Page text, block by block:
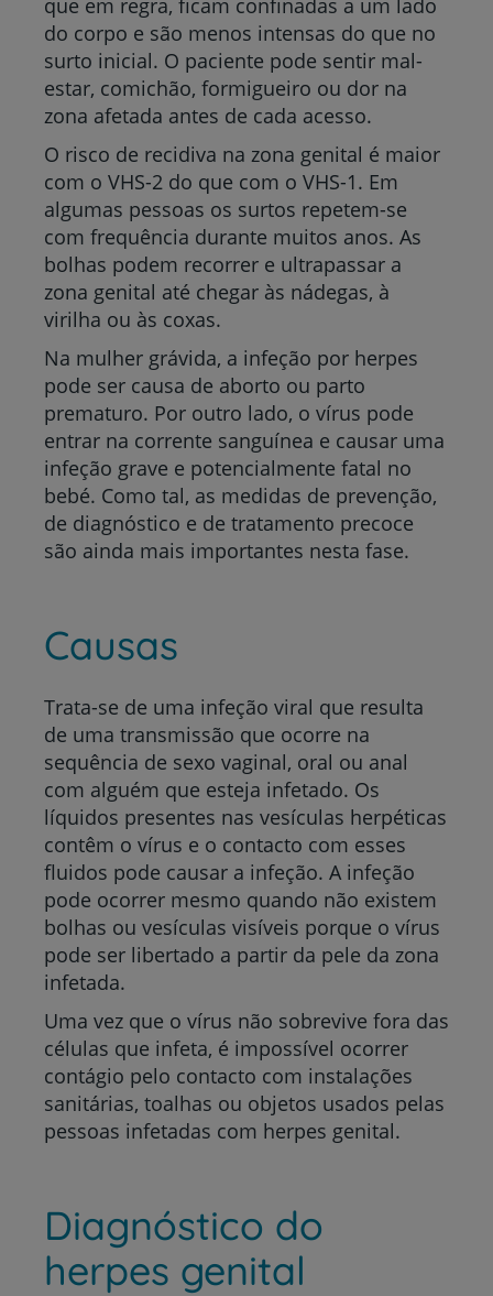
que em regra, ficam confinadas a um lado
do corpo e são menos intensas do que no
surto inicial. O paciente pode sentir mal-
estar, comichão, formigueiro ou dor na
zona afetada antes de cada acesso.
O risco de recidiva na zona genital é maior
com o VHS-2 do que com o VHS-1. Em
algumas pessoas os surtos repetem-se
com frequência durante muitos anos. As
bolhas podem recorrer e ultrapassar a
zona genital até chegar às nádegas, à
virilha ou às coxas.
Na mulher grávida, a infeção por herpes
pode ser causa de aborto ou parto
prematuro. Por outro lado, o vírus pode
entrar na corrente sanguínea e causar uma
infeção grave e potencialmente fatal no
bebé. Como tal, as medidas de prevenção,
de diagnóstico e de tratamento precoce
são ainda mais importantes nesta fase.
Causas
Trata-se de uma infeção viral que resulta
de uma transmissão que ocorre na
sequência de sexo vaginal, oral ou anal
com alguém que esteja infetado. Os
líquidos presentes nas vesículas herpéticas
contêm o vírus e o contacto com esses
fluidos pode causar a infeção. A infeção
pode ocorrer mesmo quando não existem
bolhas ou vesículas visíveis porque o vírus
pode ser libertado a partir da pele da zona
infetada.
Uma vez que o vírus não sobrevive fora das
células que infeta, é impossível ocorrer
contágio pelo contacto com instalações
sanitárias, toalhas ou objetos usados pelas
pessoas infetadas com herpes genital.
Diagnóstico do
herpes genital